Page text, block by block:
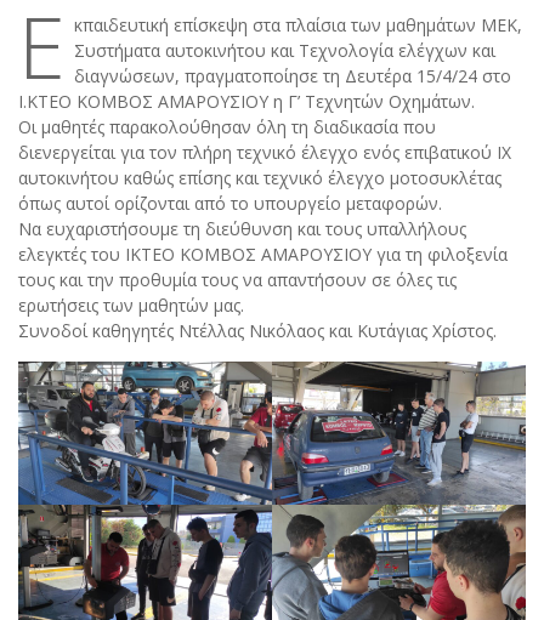
Ε κπαιδευτική επίσκεψη στα πλαίσια των μαθημάτων ΜΕΚ,
Συστήματα αυτοκινήτου και Τεχνολογία ελέγχων και
διαγνώσεων, πραγματοποίησε τη Δευτέρα 15/4/24 στο
Ι.ΚΤΕΟ ΚΟΜΒΟΣ ΑΜΑΡΟΥΣΙΟΥ η Γ’ Τεχνητών Οχημάτων.
Οι μαθητές παρακολούθησαν όλη τη διαδικασία που
διενεργείται για τον πλήρη τεχνικό έλεγχο ενός επιβατικού ΙΧ
αυτοκινήτου καθώς επίσης και τεχνικό έλεγχο μοτοσυκλέτας
όπως αυτοί ορίζονται από το υπουργείο μεταφορών.
Να ευχαριστήσουμε τη διεύθυνση και τους υπαλλήλους
ελεγκτές του ΙΚΤΕΟ ΚΟΜΒΟΣ ΑΜΑΡΟΥΣΙΟΥ για τη φιλοξενία
τους και την προθυμία τους να απαντήσουν σε όλες τις
ερωτήσεις των μαθητών μας.
Συνοδοί καθηγητές Ντέλλας Νικόλαος και Κυτάγιας Χρίστος.